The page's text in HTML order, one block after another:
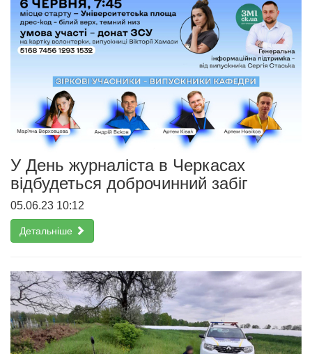
У День журналіста в Черкасах
відбудеться доброчинний забіг
05.06.23 10:12
Детальніше